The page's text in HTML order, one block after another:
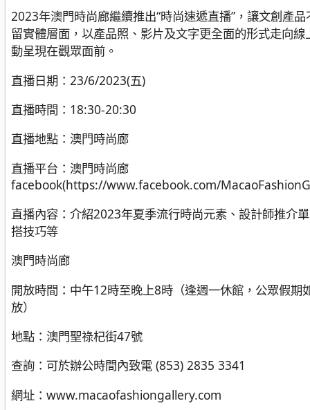
2023年澳門時尚廊繼續推出“時尚速遞直播”，讓文創產品
留實體層面，以產品照、影片及文字更全面的形式走向線
動呈現在觀眾面前。
直播日期：23/6/2023(五)
直播時間：18:30-20:30
直播地點：澳門時尚廊
直播平台：澳門時尚廊
facebook(https://www.facebook.com/
直播內容：介紹2023年夏季流行時尚元素、設計師推介
搭技巧等
澳門時尚廊
開放時間：中午12時至晚上8時（逢週一休館，公眾假期
放）
地點：澳門聖祿杞街47號
查詢：可於辦公時間內致電 (853) 2835 3341
網址：www.macaofashiongallery.com